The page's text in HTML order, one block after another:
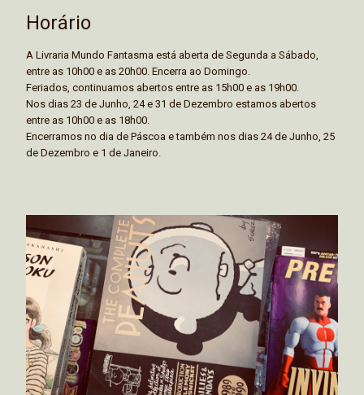
Horário
A Livraria Mundo Fantasma está aberta de Segunda a Sábado,
entre as 10h00 e as 20h00. Encerra ao Domingo.
Feriados, continuamos abertos entre as 15h00 e as 19h00.
Nos dias 23 de Junho, 24 e 31 de Dezembro estamos abertos
entre as 10h00 e as 18h00.
Encerramos no dia de Páscoa e também nos dias 24 de Junho, 25
de Dezembro e 1 de Janeiro.